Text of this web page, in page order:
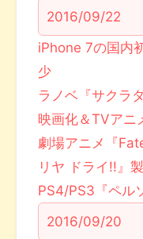
2016/09/22
iPhone 7の国内
少
ラノベ『サクラ
映画化＆TVアニ
劇場アニメ『
リヤ ドライ!!』
PS4/PS3『ペル
2016/09/20